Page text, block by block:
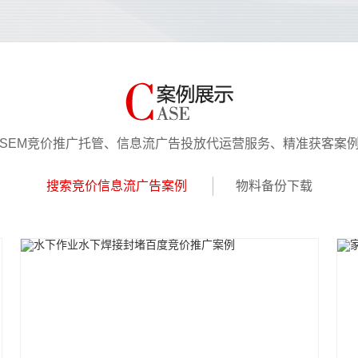
竞价推广托管、信息流广告投放代运营服务、精准获客案
搜索竞价信息流广告案例 物料备份下载